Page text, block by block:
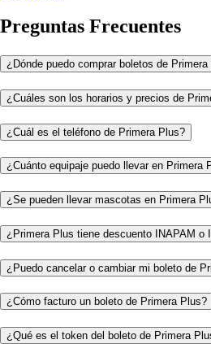
Preguntas Frecuentes
¿Dónde puedo comprar boletos de
¿Cuáles son los horarios y precios de
¿Cuál es el teléfono de Primera Plus?
¿Cuánto equipaje puedo llevar en Primera
¿Se pueden llevar mascotas en Primera
¿Primera Plus tiene descuento INAPAM o
¿Puedo cancelar o cambiar mi boleto de
¿Cómo facturo un boleto de Primera Plus?
¿Qué es el token del boleto de Primera